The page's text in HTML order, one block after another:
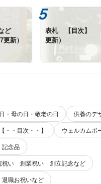
ど
新）
表札 【目次】
更新）
・母の日・敬老の日
供養のデ
【・・目次・・】
ウェルカムボ
念品
祝い 創業祝い 創立記念など
職お祝いなど